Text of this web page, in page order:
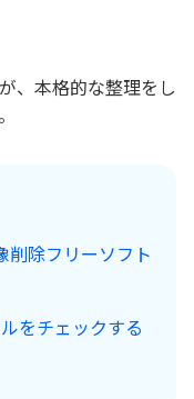
、本格的な整理をし
削除フリーソフト
をチェックする